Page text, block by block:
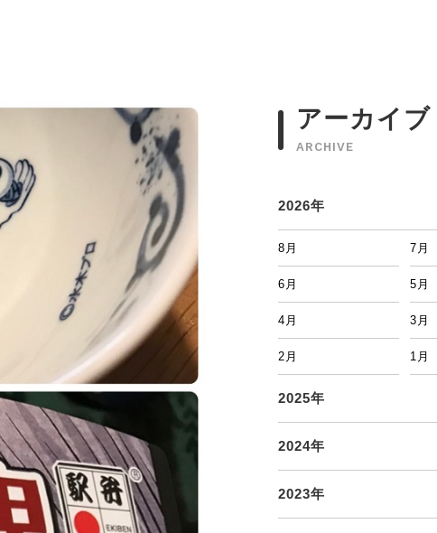
アーカイブ
ARCHIVE
2026年
8月 7月
6月 5月
4月 3月
2月 1月
2025年
2024年
2023年